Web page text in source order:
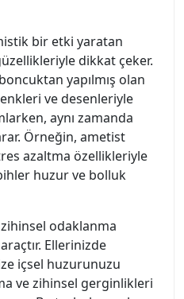
bir etki yaratan
dikkat çeker.
yapılmış olan
ve desenleriyle
aynı zamanda
Örneğin, ametist
azaltma özellikleriyle
huzur ve bolluk
odaklanma
Ellerinizde
içsel huzurunuzu
ve zihinsel gerginlikleri